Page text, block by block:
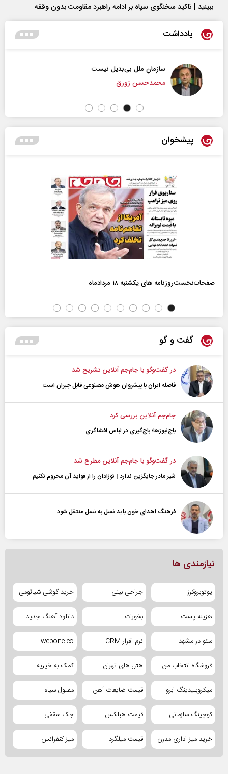
ببینید | تاکید سخنگوی سپاه بر ادامه راهبرد مقاومت بدون وقفه
یادداشت
سازمان ملل بی‌بدیل نیست
محمدحسن زورق
پیشخوان
صفحات‌نخست‌روزنامه ها‌ی یکشنبه ۱۸ مردادماه
گفت و گو
در گفت‌و‌گو با جام‌جم آنلاین تشریح شد
فاصله ایران با پیشرو‌ان هوش مصنوعی قابل جبران است
جام‌جم آنلاین بررسی کرد
باج‌نیوزها؛ باج‌گیری در لباس افشاگری
در گفت‌و‌گو با جام‌جم آنلاین مطرح شد
شیر مادر جایگزین ندارد | نوزادان را از فواید آن محروم نکنیم
فرهنگ اهدای خون باید نسل به نسل منتقل شود
نیازمندی ها
یوتوبروکرز جراحی بینی خرید گوشی شیائومی
هزینه پست بخورات دانلود آهنگ جدید
سئو در مشهد نرم افزار CRM webone.co
فروشگاه انتخاب من هتل های تهران کمک به خیریه
میکروبلیدینگ ابرو قیمت ضایعات آهن مفتول سیاه
کوچینگ سازمانی قیمت هبلکس جک سقفی
خرید میز اداری مدرن قیمت میلگرد میز کنفرانس